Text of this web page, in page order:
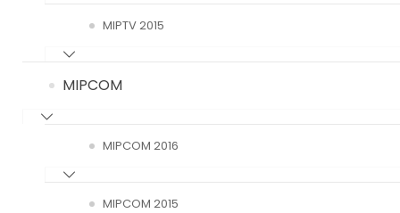
MIPTV 2015
MIPCOM
MIPCOM 2016
MIPCOM 2015